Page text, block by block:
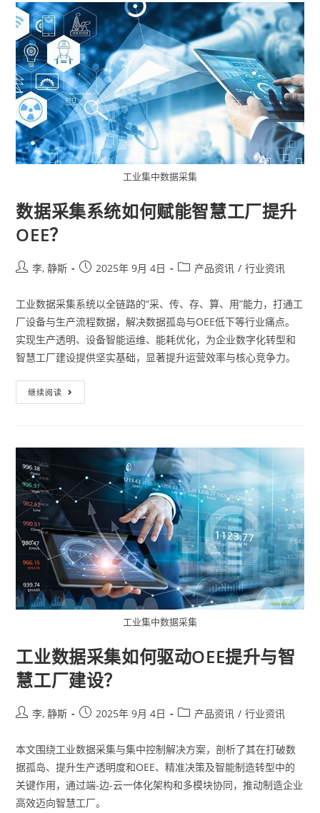
工业集中数据采集
数据采集系统如何赋能智慧工厂提升
OEE？
李, 静斯 2025年 9月 4日 产品资讯 / 行业资讯
工业数据采集系统以全链路的“采、传、存、算、用”能力，打通工
厂设备与生产流程数据，解决数据孤岛与OEE低下等行业痛点。
实现生产透明、设备智能运维、能耗优化，为企业数字化转型和
智慧工厂建设提供坚实基础，显著提升运营效率与核心竞争力。
继续阅读
工业集中数据采集
工业数据采集如何驱动OEE提升与智
慧工厂建设？
李, 静斯 2025年 9月 4日 产品资讯 / 行业资讯
本文围绕工业数据采集与集中控制解决方案，剖析了其在打破数
据孤岛、提升生产透明度和OEE、精准决策及智能制造转型中的
关键作用，通过端-边-云一体化架构和多模块协同，推动制造企业
高效迈向智慧工厂。